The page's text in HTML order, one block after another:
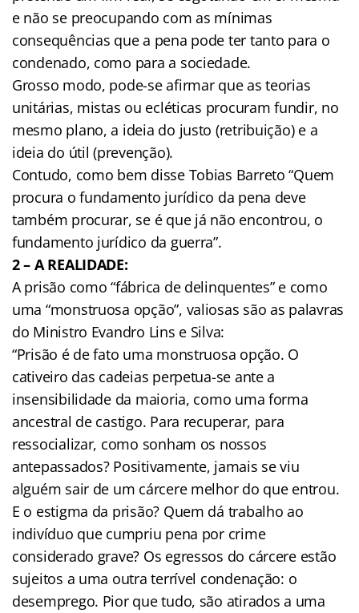
e não se preocupando com as mínimas
consequências que a pena pode ter tanto para o
condenado, como para a sociedade.
Grosso modo, pode-se afirmar que as teorias
unitárias, mistas ou ecléticas procuram fundir, no
mesmo plano, a ideia do justo (retribuição) e a
ideia do útil (prevenção).
Contudo, como bem disse Tobias Barreto “Quem
procura o fundamento jurídico da pena deve
também procurar, se é que já não encontrou, o
fundamento jurídico da guerra”.
2 – A REALIDADE:
A prisão como “fábrica de delinquentes” e como
uma “monstruosa opção”, valiosas são as palavras
do Ministro Evandro Lins e Silva:
“Prisão é de fato uma monstruosa opção. O
cativeiro das cadeias perpetua-se ante a
insensibilidade da maioria, como uma forma
ancestral de castigo. Para recuperar, para
ressocializar, como sonham os nossos
antepassados? Positivamente, jamais se viu
alguém sair de um cárcere melhor do que entrou.
E o estigma da prisão? Quem dá trabalho ao
indivíduo que cumpriu pena por crime
considerado grave? Os egressos do cárcere estão
sujeitos a uma outra terrível condenação: o
desemprego. Pior que tudo, são atirados a uma